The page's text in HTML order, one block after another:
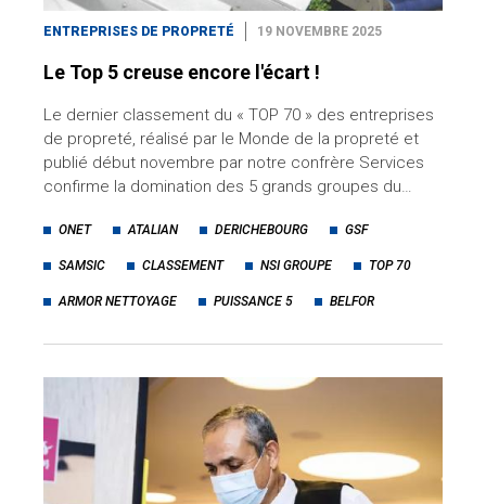
ENTREPRISES DE PROPRETÉ 19 NOVEMBRE 2025
Le Top 5 creuse encore l'écart !
Le dernier classement du « TOP 70 » des entreprises
de propreté, réalisé par le Monde de la propreté et
publié début novembre par notre confrère Services
confirme la domination des 5 grands groupes du…
ONET ATALIAN DERICHEBOURG GSF
SAMSIC CLASSEMENT NSI GROUPE TOP 70
ARMOR NETTOYAGE PUISSANCE 5 BELFOR